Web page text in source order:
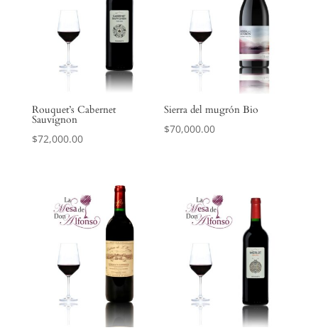
Rouquet’s Cabernet
Sauvignon
$72,000.00
Sierra del mugrón Bio
$70,000.00